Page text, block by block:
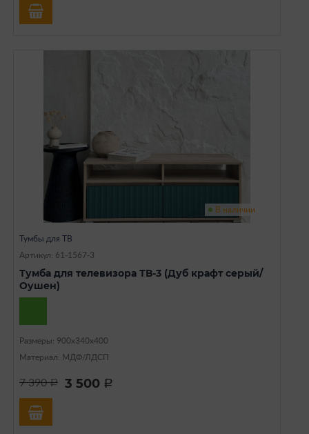
В наличии
Тумбы для ТВ
Артикул: 61-1567-3
Тумба для телевизора ТВ-3 (Дуб крафт серый/
Оушен)
Размеры: 900х340х400
Материал: МДФ/ЛДСП
7 390a 3 500 a